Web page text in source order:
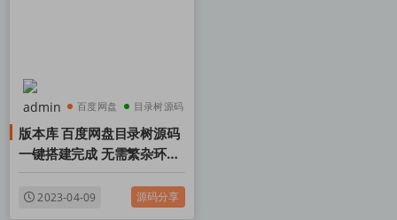
百度网盘 目录树源码
版本库
版本库 百度网盘目录树源码
一键搭建完成 无需繁杂环境
设置
2023-04-09 源码分享